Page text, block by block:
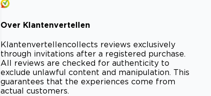
Over Klantenvertellen
Klantenvertellencollects reviews exclusively
through invitations after a registered purchase.
All reviews are checked for authenticity to
exclude unlawful content and manipulation. This
guarantees that the experiences come from
actual customers.